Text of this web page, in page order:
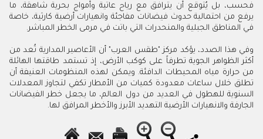
فحسب، بل يُتوقع أن يترافق مع رياح عاتية وأمواج بحرية شاهقة، ما
يرفع من احتمالية حدوث فيضانات مفاجئة وانهيارات أرضية كارثية، خاصة
في المناطق الجبلية والمنحدرات التي باتت في مرمى الخطر المباشر.
وفي هذا الصدد، يؤكد مركز "طقس العرب" أن الأعاصير المدارية تُعد من
أكثر الظواهر الجوية تطرفاً على كوكب الأرض، إذ تستمد طاقتها الهائلة
من حرارة مياه المحيطات الدافئة. ويمكن لهذه المنظومات العنيفة أن
تطلق خلال ساعات معدودة كميات من الأمطار تكفي لتجاوز المعدلات
السنوية للهطول في العديد من دول العالم، ما يجعل خطر الفيضانات
الجارفة والانهيارات الأرضية التهديد الأبرز والأخطر المرافق لها.